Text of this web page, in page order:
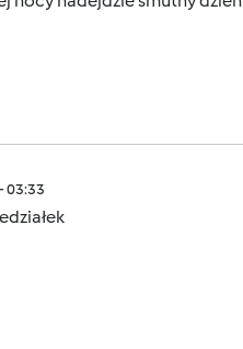
03:33